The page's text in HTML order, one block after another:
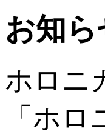
お知ら
ホロニ
「ホ